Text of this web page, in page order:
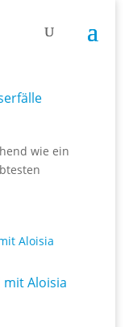
wie ein
mit Aloisia